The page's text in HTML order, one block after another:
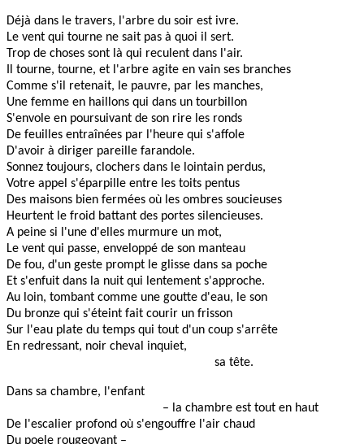
Déjà dans le travers, l'arbre du soir est ivre.
Le vent qui tourne ne sait pas à quoi il sert.
Trop de choses sont là qui reculent dans l'air.
Il tourne, tourne, et l'arbre agite en vain ses branches
Comme s'il retenait, le pauvre, par les manches,
Une femme en haillons qui dans un tourbillon
S'envole en poursuivant de son rire les ronds
De feuilles entraînées par l'heure qui s'affole
D'avoir à diriger pareille farandole.
Sonnez toujours, clochers dans le lointain perdus,
Votre appel s'éparpille entre les toits pentus
Des maisons bien fermées où les ombres soucieuses
Heurtent le froid battant des portes silencieuses.
A peine si l'une d'elles murmure un mot,
Le vent qui passe, enveloppé de son manteau
De fou, d'un geste prompt le glisse dans sa poche
Et s'enfuit dans la nuit qui lentement s'approche.
Au loin, tombant comme une goutte d'eau, le son
Du bronze qui s'éteint fait courir un frisson
Sur l'eau plate du temps qui tout d'un coup s'arrête
En redressant, noir cheval inquiet,
sa tête.
Dans sa chambre, l'enfant
– la chambre est tout en haut
De l'escalier profond où s'engouffre l'air chaud
Du poele rougeoyant –